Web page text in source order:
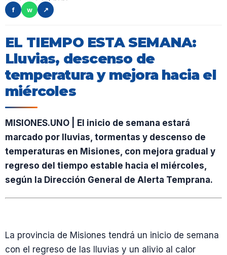
f
w ↗
EL TIEMPO ESTA SEMANA:
Lluvias, descenso de
temperatura y mejora hacia el
miércoles
MISIONES.UNO | El inicio de semana estará
marcado por lluvias, tormentas y descenso de
temperaturas en Misiones, con mejora gradual y
regreso del tiempo estable hacia el miércoles,
según la Dirección General de Alerta Temprana.
La provincia de Misiones tendrá un inicio de semana
con el regreso de las lluvias y un alivio al calor